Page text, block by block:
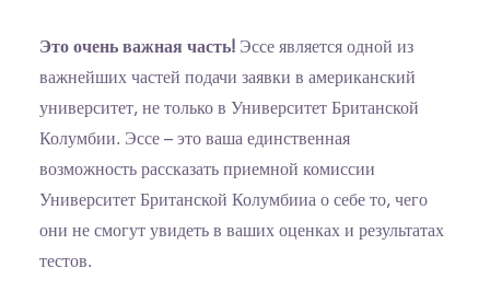
Это очень важная часть! Эссе является одной из
важнейших частей подачи заявки в американский
университет, не только в Университет Британской
Колумбии. Эссе – это ваша единственная
возможность рассказать приемной комиссии
Университет Британской Колумбииа о себе то, чего
они не смогут увидеть в ваших оценках и результатах
тестов.